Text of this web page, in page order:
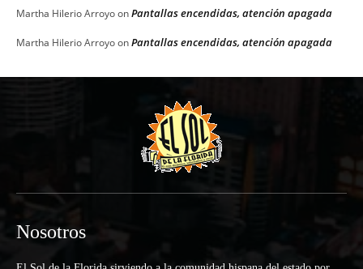
Martha Hilerio ArroyoonPantallas encendidas, atención apagada
Martha Hilerio ArroyoonPantallas encendidas, atención apagada
Nosotros